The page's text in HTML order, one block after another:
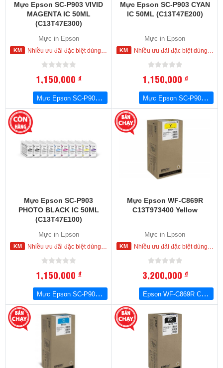
Mực Epson SC-P903 VIVID
MAGENTA IC 50ML
(C13T47E300)
Mực in Epson
Nhiều ưu đãi đặc biệt dùng cho khách hàng đặt mua ngay trong hôm nay
1,150,000đ
Mực Epson SC-P903 VIVID MAGENTA IC 50ML (C13T47E300)
Mực Epson SC-P903 CYAN
IC 50ML (C13T47E200)
Mực in Epson
Nhiều ưu đãi đặc biệt dùng cho khách hàng đặt mua ngay trong hôm nay
1,150,000đ
Mực Epson SC-P903 CYAN IC 50ML (C13T47E200)
Mực Epson SC-P903
PHOTO BLACK IC 50ML
(C13T47E100)
Mực in Epson
Nhiều ưu đãi đặc biệt dùng cho khách hàng đặt mua ngay trong hôm nay
1,150,000đ
Mực Epson SC-P903 PHOTO BLACK IC 50ML (C13T47E100)
Mực Epson WF-C869R
C13T973400 Yellow
Mực in Epson
Nhiều ưu đãi đặc biệt dùng cho khách hàng đặt mua ngay trong hôm nay
3,200,000đ
Epson WF-C869R C13T973400 Yellow